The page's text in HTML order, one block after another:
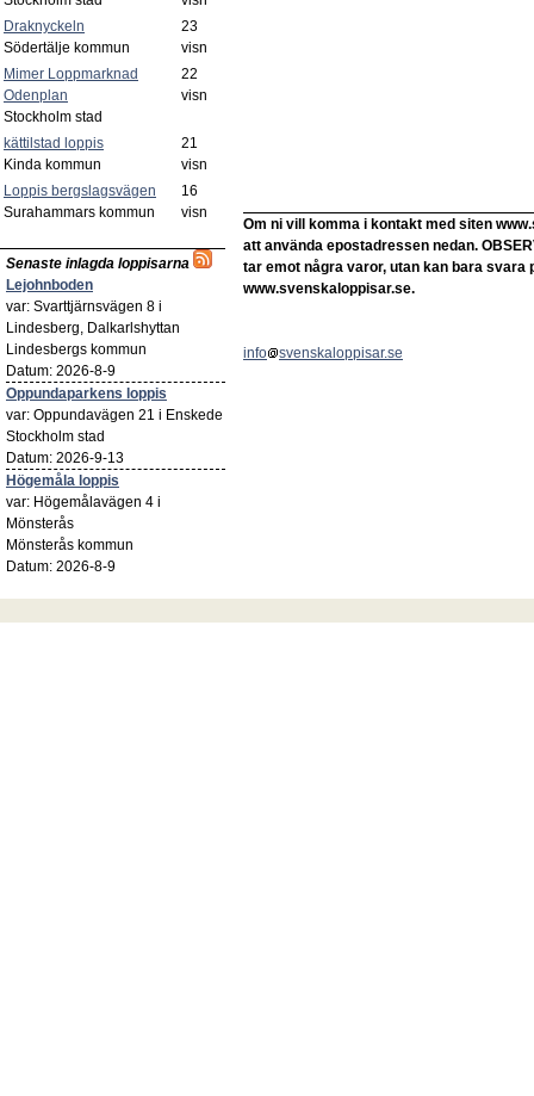
Draknyckeln
Södertälje kommun
23
visn
Mimer Loppmarknad
Odenplan
Stockholm stad
22
visn
kättilstad loppis
Kinda kommun
21
visn
Loppis bergslagsvägen
Surahammars kommun
16
visn
Senaste inlagda loppisarna
Lejohnboden
var: Svarttjärnsvägen 8 i
Lindesberg, Dalkarlshyttan
Lindesbergs kommun
Datum: 2026-8-9
Oppundaparkens loppis
var: Oppundavägen 21 i Enskede
Stockholm stad
Datum: 2026-9-13
Högemåla loppis
var: Högemålavägen 4 i
Mönsterås
Mönsterås kommun
Datum: 2026-8-9
Om ni vill komma i kontakt med siten
att använda epostadressen nedan.
tar emot några varor, utan kan bara svara
www.svenskaloppisar.se.
info svenskaloppisar.se